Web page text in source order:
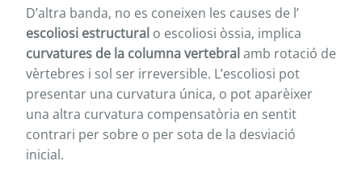
D’altra banda, no es coneixen les causes de l’
escoliosi estructural o escoliosi òssia, implica
curvatures de la columna vertebral amb rotació de
vèrtebres i sol ser irreversible. L’escoliosi pot
presentar una curvatura única, o pot aparèixer
una altra curvatura compensatòria en sentit
contrari per sobre o per sota de la desviació
inicial.